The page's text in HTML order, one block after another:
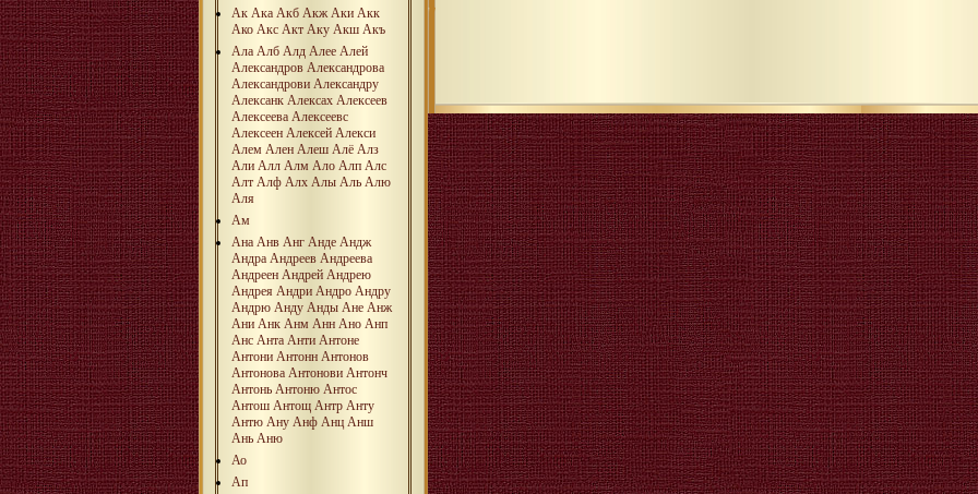
Ак Ака Акб Акж Аки Акк
Ако Акс Акт Аку Акш Акъ
Ала Алб Алд Алее Алей
Александров Александрова
Александрови Александру
Алексанк Алексах Алексеев
Алексеева Алексеевс
Алексеен Алексей Алекси
Алем Ален Алеш Алё Алз
Али Алл Алм Ало Алп Алс
Алт Алф Алх Алы Аль Алю
Аля
Ам
Ана Анв Анг Анде Андж
Андра Андреев Андреева
Андреен Андрей Андрею
Андрея Андри Андро Андру
Андрю Анду Анды Ане Анж
Ани Анк Анм Анн Ано Анп
Анс Анта Анти Антоне
Антони Антонн Антонов
Антонова Антонови Антонч
Антонь Антоню Антос
Антош Антощ Антр Анту
Антю Ану Анф Анц Анш
Ань Аню
Ао
Ап